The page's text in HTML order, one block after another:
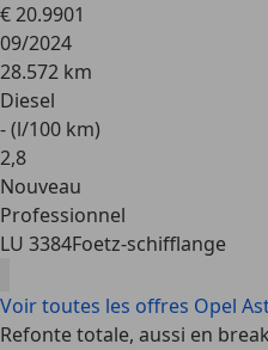
€ 20.9901
09/2024
28.572 km
Diesel
- (l/100 km)
2,8
Nouveau
Professionnel
LU 3384Foetz-schifflange
Voir toutes les offres Opel
Refonte totale, aussi en break